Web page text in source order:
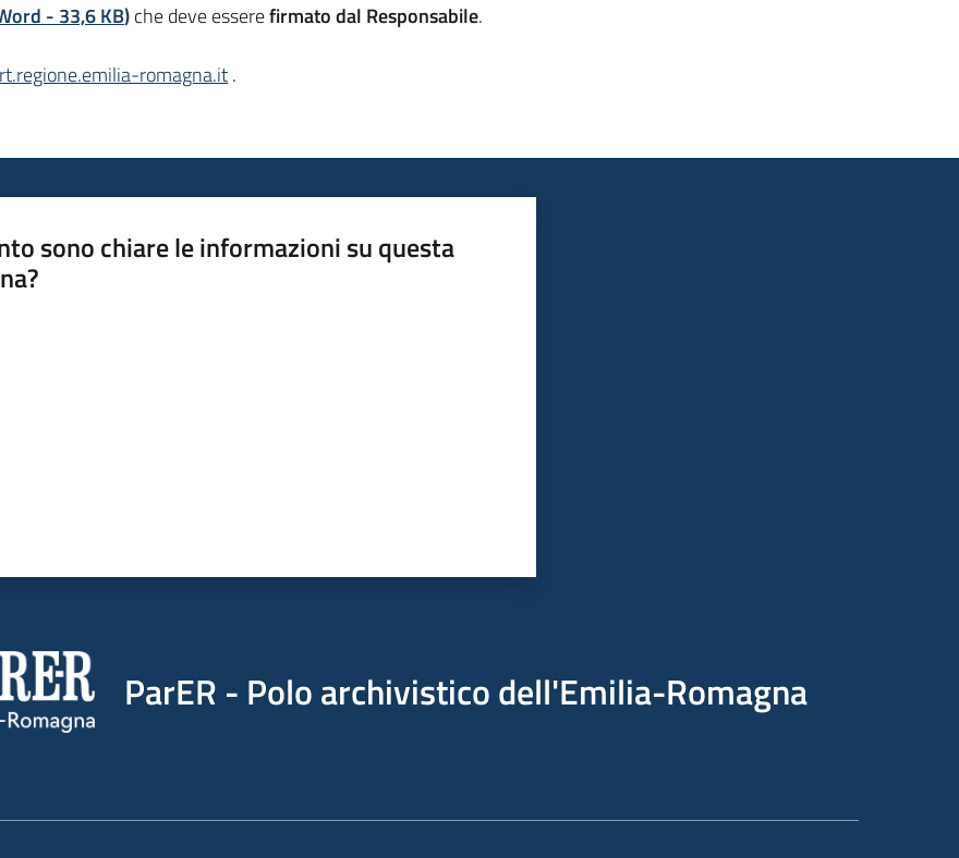
- 33,6 KB)che deve esserefirmato dal Responsabile.
romagna.it.
sono chiare le informazioni su questa
ParER - Polo archivistico dell'Emilia-Romagna